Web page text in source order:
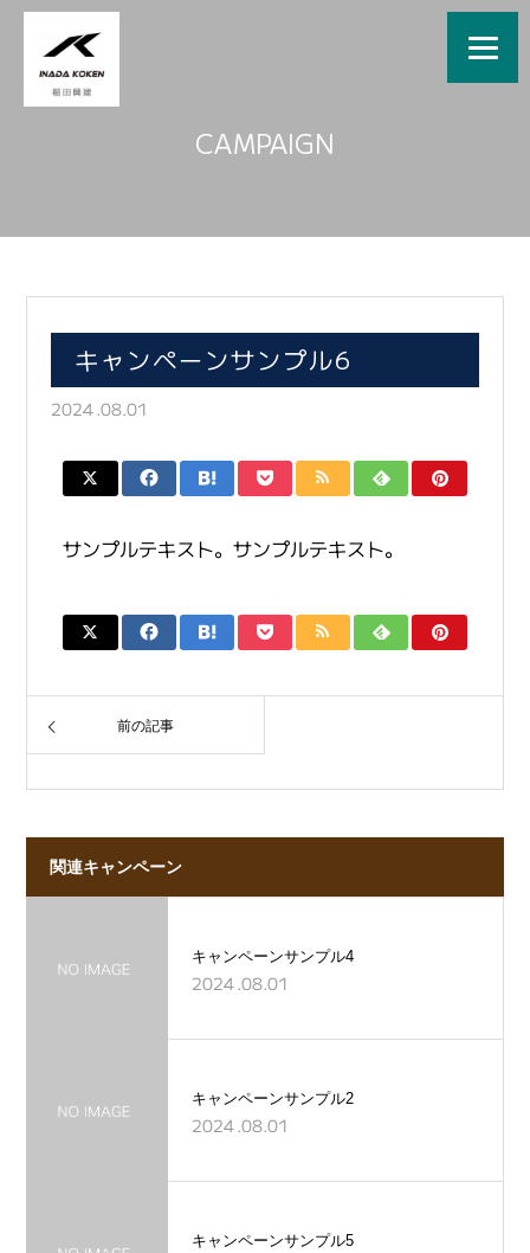
CAMPAIGN
キャンペーンサンプル6
2024.08.01
サンプルテキスト。サンプルテキスト。
前の記事
関連キャンペーン
キャンペーンサンプル4
2024.08.01
キャンペーンサンプル2
2024.08.01
キャンペーンサンプル5